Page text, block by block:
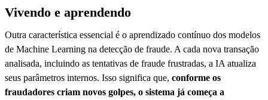
Vivendo e aprendendo
Outra característica essencial é o aprendizado contínuo dos modelos
de Machine Learning na detecção de fraude. A cada nova transação
analisada, incluindo as tentativas de fraude frustradas, a IA atualiza
seus parâmetros internos. Isso significa que, conforme os
fraudadores criam novos golpes, o sistema já começa a